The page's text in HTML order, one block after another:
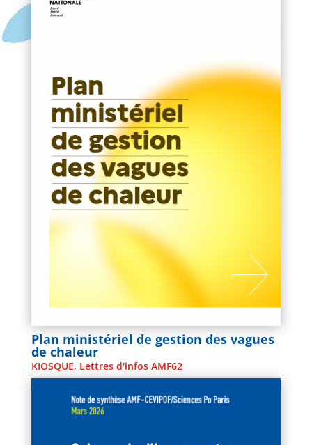
Plan ministériel de gestion des vagues
de chaleur
KIOSQUE, Lettres d'infos AMF62